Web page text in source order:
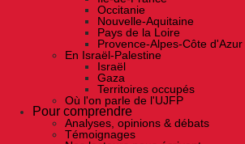
Occitanie
Nouvelle-Aquitaine
Pays de la Loire
Provence-Alpes-Côte d'Azur
En Israël-Palestine
Israël
Gaza
Territoires occupés
Où l'on parle de l'UJFP
Pour comprendre
Analyses, opinions & débats
Témoignages